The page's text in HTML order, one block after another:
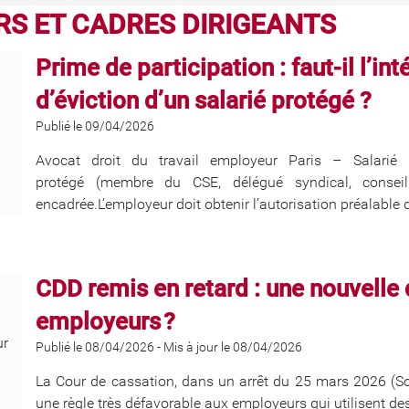
ET CADRES DIRIGEANTS
Prime de participation : faut-il
d’éviction d’un salarié protégé ?
Publié le 09/04/2026
Avocat droit du travail employeur Paris – Salarié
protégé (membre du CSE, délégué syndical,
encadrée.L’employeur doit obtenir l’autorisation préalable
CDD remis en retard : une
employeurs ?
Publié le 08/04/2026 - Mis à jour le 08/04/2026
La Cour de cassation, dans un arrêt du 25 mars 2026
une règle très défavorable aux employeurs qui utilisent